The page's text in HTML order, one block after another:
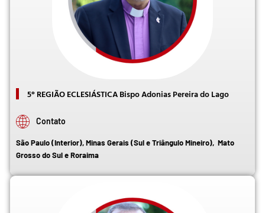
5° REGIÃO ECLESIÁSTICA Bispo Adonias Pereira do Lago
Contato
São Paulo (Interior), Minas Gerais (Sul e Triângulo Mineiro), Mato
Grosso do Sul e Roraima